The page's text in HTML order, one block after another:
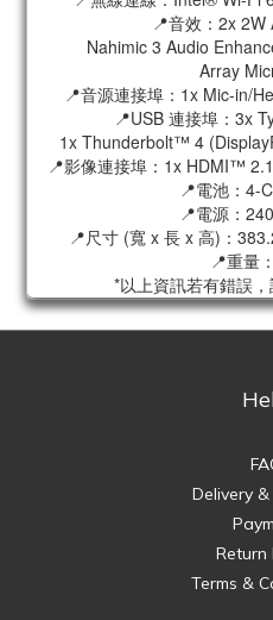
📍音效：2x
Nahimic 3 Audio
Array
📍音源連接埠：1x Mic-in/
📍USB 連接埠：3x
1x Thunderbolt™ 4
📍影像連接埠：1x HDMI™
📍電池：4-
📍電源：
📍尺寸 (寬 x 長 x 高)：
📍重量
*以上資訊若有錯誤，
Delivery
Return
Terms &